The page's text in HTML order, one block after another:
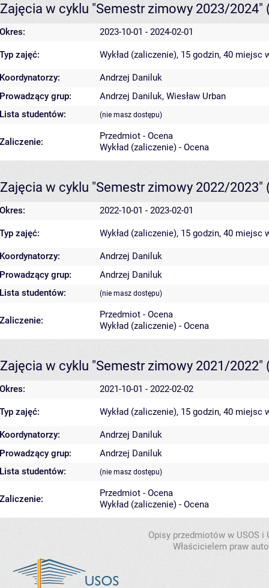
Zajęcia w cyklu "Semestr zimowy 2023/2024"
Okres: 2023-10-01 - 2024-02-01
Typ zajęć: Wykład (zaliczenie), 15 godzin, 40 miejsc
Koordynatorzy:
Andrzej Daniluk
Prowadzący grup:
Andrzej Daniluk, Wiesław Urban
Lista studentów:
(nie masz dostępu)
Zaliczenie:
Przedmiot - Ocena
Wykład (zaliczenie) - Ocena
Zajęcia w cyklu "Semestr zimowy 2022/2023"
Okres: 2022-10-01 - 2023-02-01
Typ zajęć: Wykład (zaliczenie), 15 godzin, 40 miejsc
Koordynatorzy:
Andrzej Daniluk
Prowadzący grup:
Andrzej Daniluk
Lista studentów:
(nie masz dostępu)
Zaliczenie:
Przedmiot - Ocena
Wykład (zaliczenie) - Ocena
Zajęcia w cyklu "Semestr zimowy 2021/2022"
Okres: 2021-10-01 - 2022-02-02
Typ zajęć: Wykład (zaliczenie), 15 godzin, 40 miejsc
Koordynatorzy:
Andrzej Daniluk
Prowadzący grup:
Andrzej Daniluk
Lista studentów:
(nie masz dostępu)
Zaliczenie:
Przedmiot - Ocena
Wykład (zaliczenie) - Ocena
Opisy przedmiotów w USOS
Właścicielem praw